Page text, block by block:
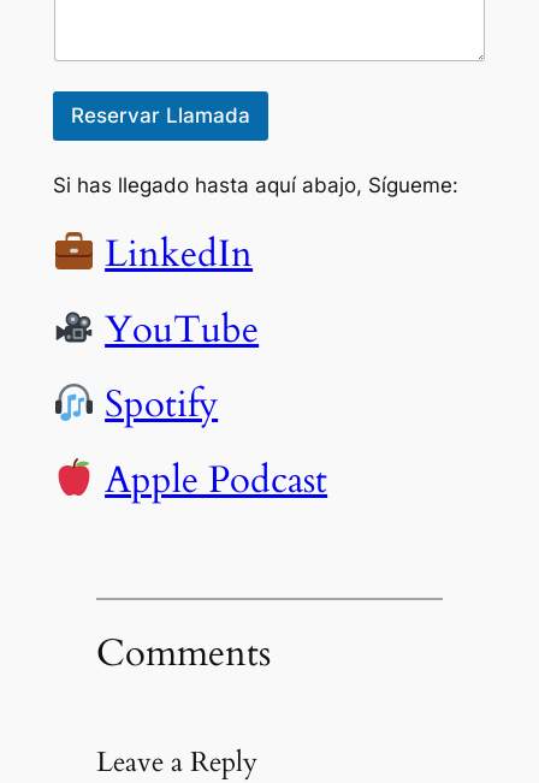
Reservar Llamada
Si has llegado hasta aquí abajo, Sígueme:
LinkedIn
YouTube
Spotify
Apple Podcast
Comments
Leave a Reply